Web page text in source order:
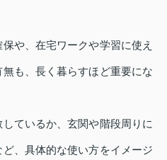
や、在宅ワークや学習に使え
も、長く暮らすほど重要にな
ているか、玄関や階段周りに
、具体的な使い方をイメージ